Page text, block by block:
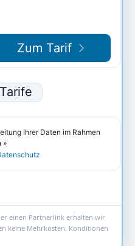
einen Partnerlink erhalten wir
keine Mehrkosten. Konditionen